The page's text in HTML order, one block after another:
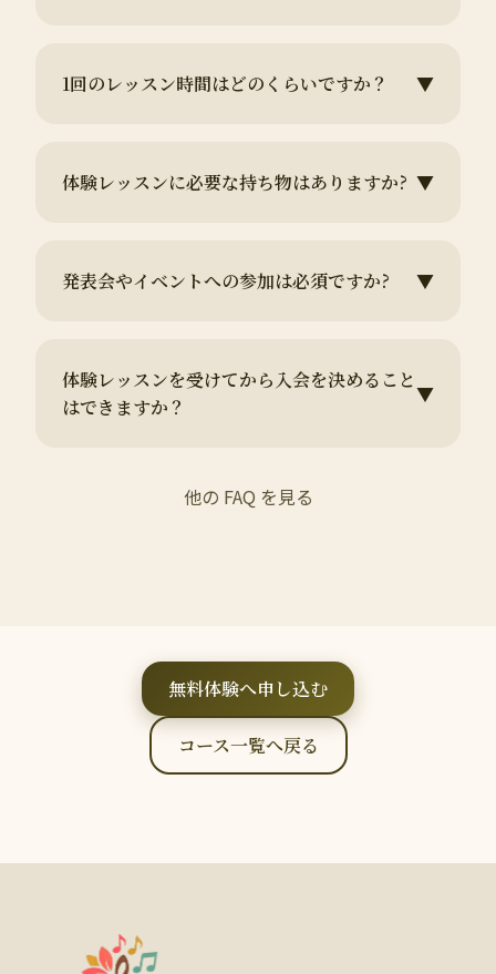
1回のレッスン時間はどのくらいですか？ ▼
体験レッスンに必要な持ち物はありますか? ▼
発表会やイベントへの参加は必須ですか? ▼
体験レッスンを受けてから入会を決めること
はできますか？
▼
他の FAQ を見る
無料体験へ申し込む
コース一覧へ戻る